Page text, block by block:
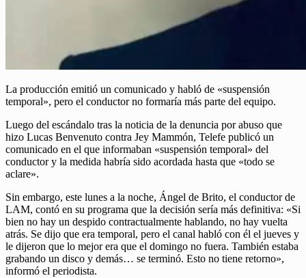
La producción emitió un comunicado y habló de «suspensión
temporal», pero el conductor no formaría más parte del equipo.
Luego del escándalo tras la noticia de la denuncia por abuso que
hizo Lucas Benvenuto contra Jey Mammón, Telefe publicó un
comunicado en el que informaban «suspensión temporal» del
conductor y la medida habría sido acordada hasta que «todo se
aclare».
Sin embargo, este lunes a la noche, Ángel de Brito, el conductor de
LAM, contó en su programa que la decisión sería más definitiva: «Si
bien no hay un despido contractualmente hablando, no hay vuelta
atrás. Se dijo que era temporal, pero el canal habló con él el jueves y
le dijeron que lo mejor era que el domingo no fuera. También estaba
grabando un disco y demás… se terminó. Esto no tiene retorno»,
informó el periodista.